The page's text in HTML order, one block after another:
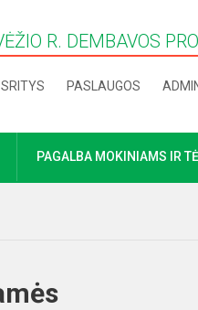
R. DEMBAVOS
PASLAUGOS
PAGALBA MOKINIAMS IR